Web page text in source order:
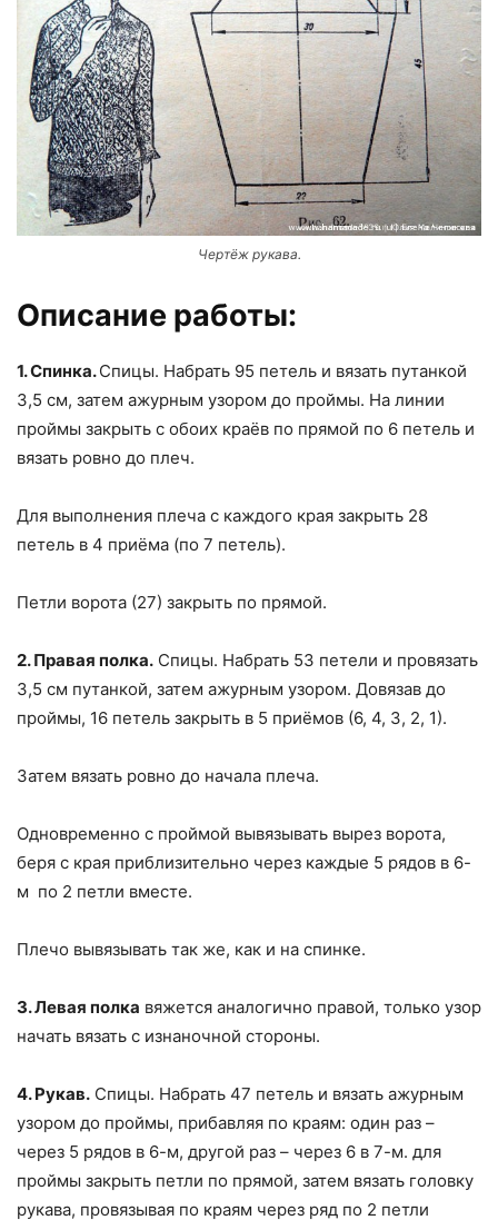
Чертёж рукава.
Описание работы:
1. Спинка.Спицы. Набрать 95 петель и вязать путанкой
3,5 см, затем ажурным узором до проймы. На линии
проймы закрыть с обоих краёв по прямой по 6 петель и
вязать ровно до плеч.
Для выполнения плеча с каждого края закрыть 28
петель в 4 приёма (по 7 петель).
Петли ворота (27) закрыть по прямой.
2. Правая полка. Спицы. Набрать 53 петели и провязать
3,5 см путанкой, затем ажурным узором. Довязав до
проймы, 16 петель закрыть в 5 приёмов (6, 4, 3, 2, 1).
Затем вязать ровно до начала плеча.
Одновременно с проймой вывязывать вырез ворота,
беря с края приблизительно через каждые 5 рядов в 6-
м по 2 петли вместе.
Плечо вывязывать так же, как и на спинке.
3. Левая полка вяжется аналогично правой, только узор
начать вязать с изнаночной стороны.
4. Рукав. Спицы. Набрать 47 петель и вязать ажурным
узором до проймы, прибавляя по краям: один раз –
через 5 рядов в 6-м, другой раз – через 6 в 7-м. для
проймы закрыть петли по прямой, затем вязать головку
рукава, провязывая по краям через ряд по 2 петли